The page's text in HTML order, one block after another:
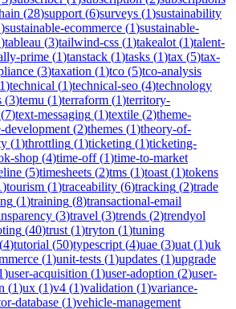
(28)support (6)surveys (1)sustainability
)sustainable-ecommerce (1)sustainable-
)tableau (3)tailwind-css (1)takealot (1)talent-
prime (1)tanstack (1)tasks (1)tax (5)tax-
(3)taxation (1)tco (5)tco-analysis
1)technical (1)technical-seo (4)technology
(3)temu (1)terraform (1)territory-
(7)text-messaging (1)textile (2)theme-
development (2)themes (1)theory-of-
(1)throttling (1)ticketing (1)ticketing-
shop (4)time-off(1)time-to-market
(5)timesheets (2)tms (1)toast (1)tokens
)tourism (1)traceability (6)tracking (2)trade
(1)training (8)transactional-email
(3)travel (3)trends (2)trendyol
(40)trust (1)tryton (1)tuning
(4)tutorial (50)typescript (4)uae (3)uat (1)uk
(1)unit-tests (1)updates (1)upgrade
)user-acquisition (1)user-adoption (2)user-
(1)ux (1)v4 (1)validation (1)variance-
database (1)vehicle-management